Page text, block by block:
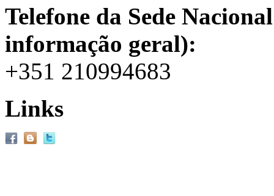
Telefone da Sede
informação geral):
+351 210994683
Links